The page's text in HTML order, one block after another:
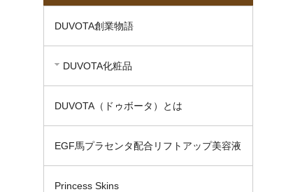
DUVOTA創業物語
DUVOTA化粧品
DUVOTA（ドゥボータ）とは
EGF馬プラセンタ配合リフトアップ美容液
Princess Skins